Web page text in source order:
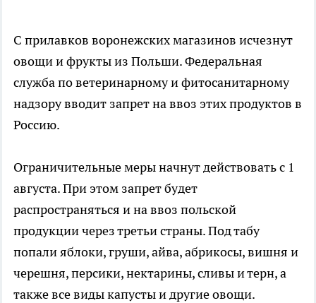
С прилавков воронежских магазинов исчезнут
овощи и фрукты из Польши. Федеральная
служба по ветеринарному и фитосанитарному
надзору вводит запрет на ввоз этих продуктов в
Россию.
Ограничительные меры начнут действовать с 1
августа. При этом запрет будет
распространяться и на ввоз польской
продукции через третьи страны. Под табу
попали яблоки, груши, айва, абрикосы, вишня и
черешня, персики, нектарины, сливы и терн, а
также все виды капусты и другие овощи.